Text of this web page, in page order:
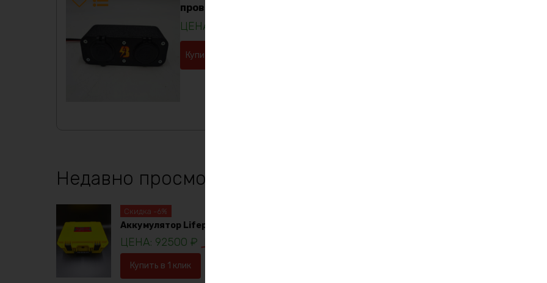
провод 1,5 метра
Купить в 1 клик
Недавно просмотренные товары
Скидка -6%
Аккумулятор Lifepo4 12в 230ач
92500 ₽
Купить в 1 клик